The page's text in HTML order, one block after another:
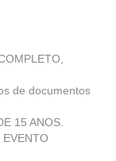
de documentos
15 ANOS.
EVENTO